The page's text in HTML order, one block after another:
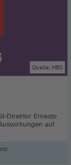
Quelle: HBS
Direktor Ernesto
auf